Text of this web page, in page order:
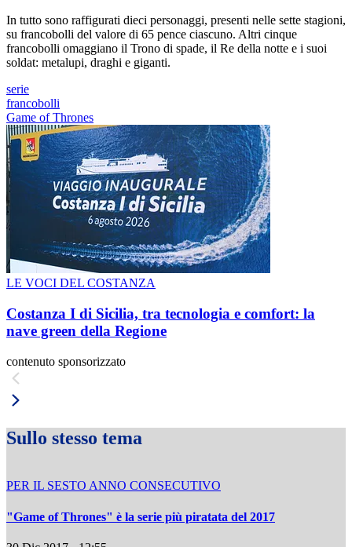
In tutto sono raffigurati dieci personaggi, presenti nelle sette stagioni,
su francobolli del valore di 65 pence ciascuno. Altri cinque
francobolli omaggiano il Trono di spade, il Re della notte e i suoi
soldat: metalupi, draghi e giganti.
serie
francobolli
Game of Thrones
LE VOCI DEL COSTANZA
Costanza I di Sicilia, tra tecnologia e comfort: la
nave green della Regione
contenuto sponsorizzato
Sullo stesso tema
PER IL SESTO ANNO CONSECUTIVO
"Game of Thrones" è la serie più piratata del 2017